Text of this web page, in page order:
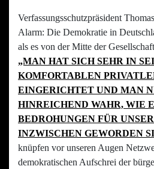
Verfassungsschutzpräsident
Alarm: Die Demokratie in
als es von der Mitte der
„MAN HAT SICH SEHR IN
KOMFORTABLEN
EINGERICHTET UND MAN
HINREICHEND WAHR, WIE
BEDROHUNGEN FÜR
INZWISCHEN GEWORDEN
knüpfen vor unseren Augen
demokratischen Aufschrei der